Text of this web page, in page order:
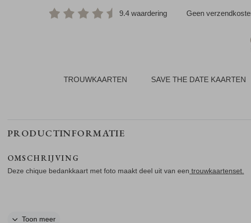
9.4 waardering Geen
TROUWKAARTEN SAVE THE DATE KAARTEN
PRODUCTINFORMATIE
OMSCHRIJVING
Deze chique bedankkaart met foto maakt deel uit van een trouwkaartenset.
Toon meer